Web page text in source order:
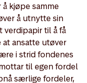
kjøpe samme
å utnytte sin
verdipapir til å få
ansatte utøver
i strid fondenes
til egen fordel
særlige fordeler,